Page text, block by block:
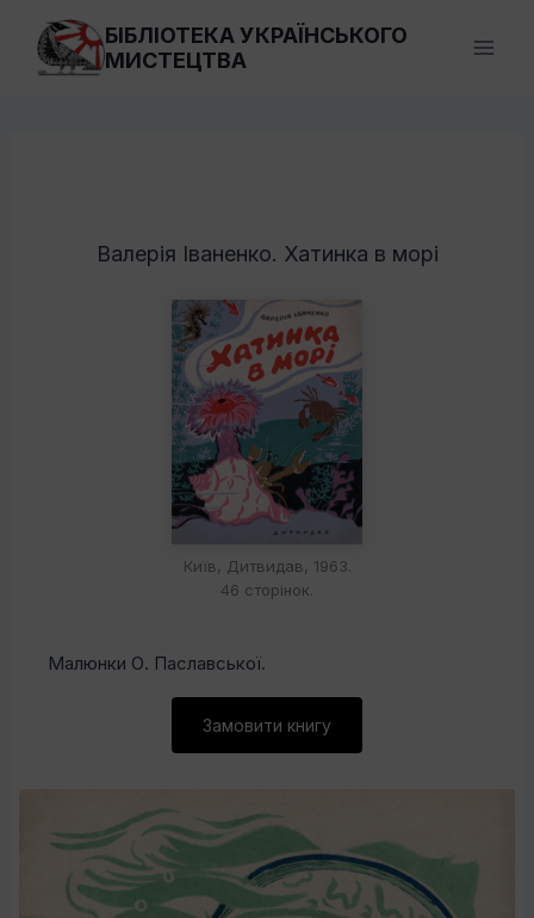
Перейти
вмісту
БІБЛІОТЕКА УКРАЇНСЬКОГО
МИСТЕЦТВА
Валерія Іваненко. Хатинка в морі
Київ, Дитвидав, 1963.
46 сторінок.
Малюнки О. Паславської.
Замовити книгу